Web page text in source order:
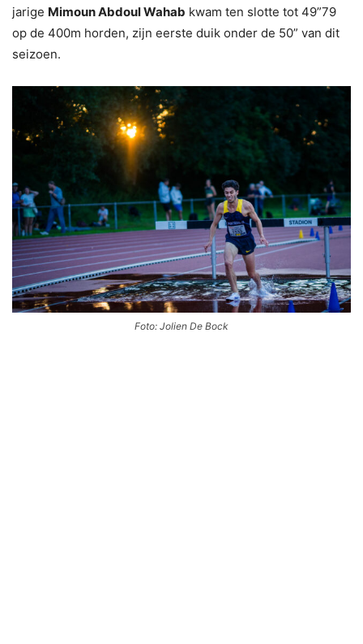
jarige Mimoun Abdoul Wahab kwam ten slotte tot 49”79
op de 400m horden, zijn eerste duik onder de 50” van dit
seizoen.
Foto: Jolien De Bock